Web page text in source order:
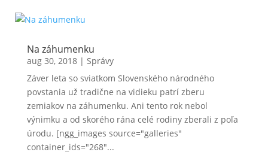
Na záhumenku
aug 30, 2018| Správy
Záver leta so sviatkom Slovenského národného
povstania už tradične na vidieku patrí zberu
zemiakov na záhumenku. Ani tento rok nebol
výnimku a od skorého rána celé rodiny zberali z poľa
úrodu. [ngg_images source="galleries"
container_ids="268"...